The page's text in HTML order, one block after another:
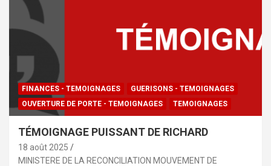
FINANCES - TEMOIGNAGES
GUERISONS - TEMOIGNAGES
OUVERTURE DE PORTE - TEMOIGNAGES
TEMOIGNAGES
TÉMOIGNAGE PUISSANT DE RICHARD
18 août 2025
MINISTERE DE LA RECONCILIATION MOUVEMENT DE